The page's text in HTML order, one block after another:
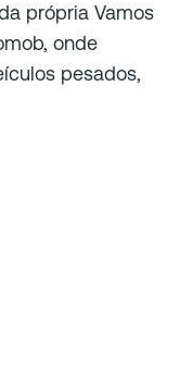
própria Vamos
onde
pesados,